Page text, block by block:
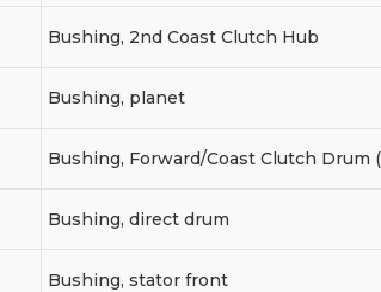
Bushing, 2nd Coast Clutch Hub
Bushing, planet
Bushing, Forward/Coast Clutch Drum
Bushing, direct drum
Bushing, stator front